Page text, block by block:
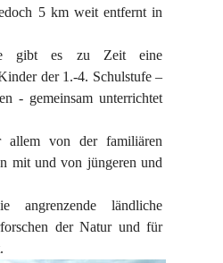
5 km weit entfernt in
gibt es zu Zeit eine
der 1.-4. Schulstufe –
- gemeinsam unterrichtet
von der familiären
mit und von jüngeren und
angrenzende ländliche
der Natur und für